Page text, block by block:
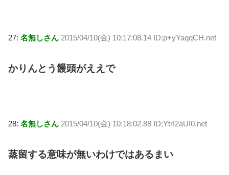
27: 名無しさん 2015/04/10(金) 10:17:08.14 ID:p+yYaqqCH.net
かりんとう饅頭がええで
28: 名無しさん 2015/04/10(金) 10:18:02.88 ID:YtrI2aUI0.net
蒸留する意味が無いわけではあるまい